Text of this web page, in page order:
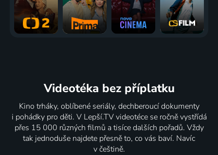
Videotéka bez příplatku
Kino trháky, oblíbené seriály, dechberoucí dokumenty
i pohádky pro děti. V Lepší.TV videotéce se ročně vystřídá
přes 15 000 různých filmů a tisíce dalších pořadů. Vždy
tak jednoduše najdete přesně to, co vás baví. Navíc
v češtině.